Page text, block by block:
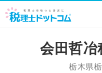
会田哲冶
栃木県